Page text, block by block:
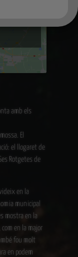
amb els
El
el llogaret de
Rotgetes de
en la
municipal
mostra en la
en la major
fou molt
en podem